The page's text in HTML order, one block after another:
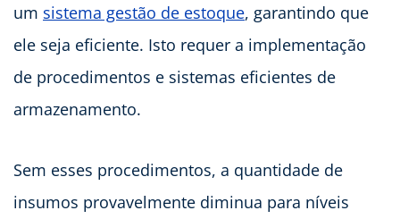
um sistema gestão de estoque, garantindo que
ele seja eficiente. Isto requer a implementação
de procedimentos e sistemas eficientes de
armazenamento.
Sem esses procedimentos, a quantidade de
insumos provavelmente diminua para níveis